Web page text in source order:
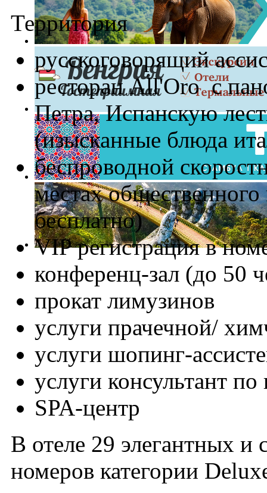
Территория
русскоговорящий
ресторан All'Oro с
Петра, Испанскую
(изысканные блюда
беспроводной
местах
бесплатно)
VIP регистрация в
конференц-зал (до 50
прокат лимузинов
услуги прачечной/
услуги шопинг-
услуги консультант по
SPA-центр
В отеле 29 элегантных
номеров категории